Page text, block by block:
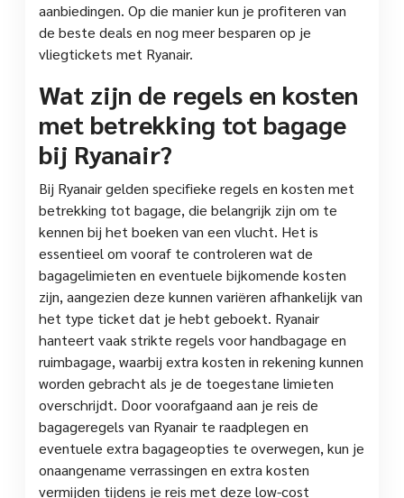
aanbiedingen. Op die manier kun je profiteren van
de beste deals en nog meer besparen op je
vliegtickets met Ryanair.
Wat zijn de regels en kosten
met betrekking tot bagage
bij Ryanair?
Bij Ryanair gelden specifieke regels en kosten met
betrekking tot bagage, die belangrijk zijn om te
kennen bij het boeken van een vlucht. Het is
essentieel om vooraf te controleren wat de
bagagelimieten en eventuele bijkomende kosten
zijn, aangezien deze kunnen variëren afhankelijk van
het type ticket dat je hebt geboekt. Ryanair
hanteert vaak strikte regels voor handbagage en
ruimbagage, waarbij extra kosten in rekening kunnen
worden gebracht als je de toegestane limieten
overschrijdt. Door voorafgaand aan je reis de
bagageregels van Ryanair te raadplegen en
eventuele extra bagageopties te overwegen, kun je
onaangename verrassingen en extra kosten
vermijden tijdens je reis met deze low-cost